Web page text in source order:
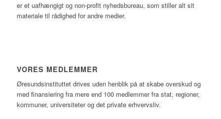
er et uafhængigt og non-profit nyhedsbureau, som stiller alt sit
materiale til rådighed for andre medier.
VORES MEDLEMMER
Øresundsinstituttet drives uden henblik på at skabe overskud og
med finansiering fra mere end 100 medlemmer fra stat, regioner,
kommuner, universiteter og det private erhvervsliv.